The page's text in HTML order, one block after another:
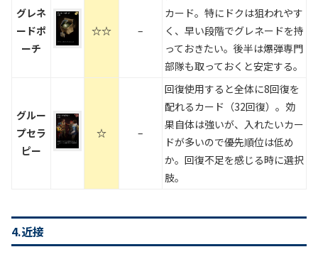
グレネ
ードポ
ーチ
☆☆ –
カード。特にドクは狙われやす
く、早い段階でグレネードを持
っておきたい。後半は爆弾専門
部隊も取っておくと安定する。
グルー
プセラ
ピー
☆ –
回復使用すると全体に8回復を
配れるカード（32回復）。効
果自体は強いが、入れたいカー
ドが多いので優先順位は低め
か。回復不足を感じる時に選択
肢。
4.近接